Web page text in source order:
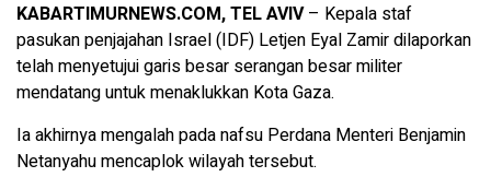
KABARTIMURNEWS.COM, TEL AVIV– Kepala staf
pasukan penjajahan Israel (IDF) Letjen Eyal Zamir dilaporkan
telah menyetujui garis besar serangan besar militer
mendatang untuk menaklukkan Kota Gaza.
Ia akhirnya mengalah pada nafsu Perdana Menteri Benjamin
Netanyahu mencaplok wilayah tersebut.